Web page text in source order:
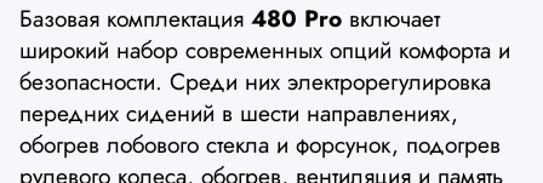
Базовая комплектация 480 Pro включает
широкий набор современных опций комфорта и
безопасности. Среди них электрорегулировка
передних сидений в шести направлениях,
обогрев лобового стекла и форсунок, подогрев
рулевого колеса, обогрев, вентиляция и память